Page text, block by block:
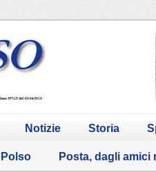
Notizie Storia
Posta, dagli amici